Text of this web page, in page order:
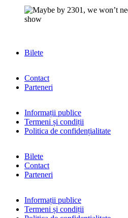
Bilete
Contact
Parteneri
Informații publice
Termeni și condiții
Politica de confidențialitate
Bilete
Contact
Parteneri
Informații publice
Termeni și condiții